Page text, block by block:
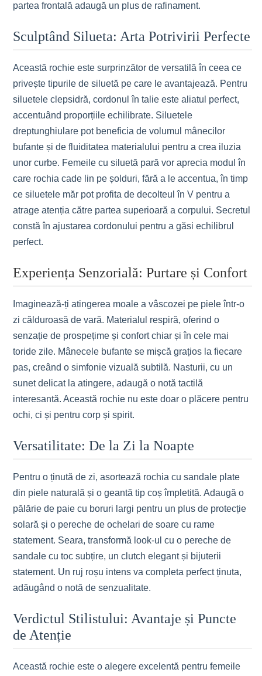
partea frontală adaugă un plus de rafinament.
Sculptând Silueta: Arta Potrivirii Perfecte
Această rochie este surprinzător de versatilă în ceea ce
privește tipurile de siluetă pe care le avantajează. Pentru
siluetele clepsidră, cordonul în talie este aliatul perfect,
accentuând proporțiile echilibrate. Siluetele
dreptunghiulare pot beneficia de volumul mânecilor
bufante și de fluiditatea materialului pentru a crea iluzia
unor curbe. Femeile cu siluetă pară vor aprecia modul în
care rochia cade lin pe șolduri, fără a le accentua, în timp
ce siluetele măr pot profita de decolteul în V pentru a
atrage atenția către partea superioară a corpului. Secretul
constă în ajustarea cordonului pentru a găsi echilibrul
perfect.
Experiența Senzorială: Purtare și Confort
Imaginează-ți atingerea moale a vâscozei pe piele într-o
zi călduroasă de vară. Materialul respiră, oferind o
senzație de prospețime și confort chiar și în cele mai
toride zile. Mânecele bufante se mișcă grațios la fiecare
pas, creând o simfonie vizuală subtilă. Nasturii, cu un
sunet delicat la atingere, adaugă o notă tactilă
interesantă. Această rochie nu este doar o plăcere pentru
ochi, ci și pentru corp și spirit.
Versatilitate: De la Zi la Noapte
Pentru o ținută de zi, asortează rochia cu sandale plate
din piele naturală și o geantă tip coș împletită. Adaugă o
pălărie de paie cu boruri largi pentru un plus de protecție
solară și o pereche de ochelari de soare cu rame
statement. Seara, transformă look-ul cu o pereche de
sandale cu toc subțire, un clutch elegant și bijuterii
statement. Un ruj roșu intens va completa perfect ținuta,
adăugând o notă de senzualitate.
Verdictul Stilistului: Avantaje și Puncte
de Atenție
Această rochie este o alegere excelentă pentru femeile